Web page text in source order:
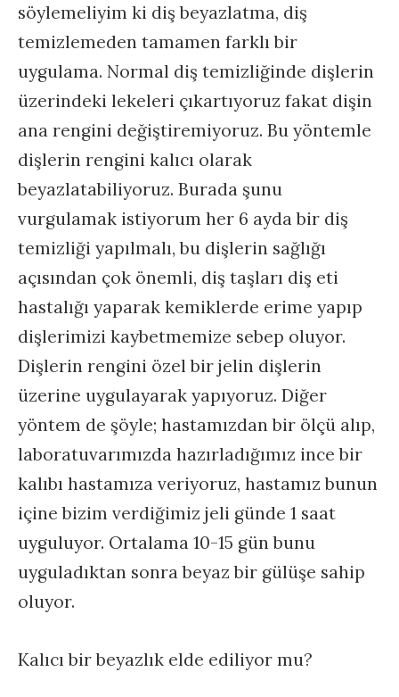
söylemeliyim ki diş beyazlatma, diş
temizlemeden tamamen farklı bir
uygulama. Normal diş temizliğinde dişlerin
üzerindeki lekeleri çıkartıyoruz fakat dişin
ana rengini değiştiremiyoruz. Bu yöntemle
dişlerin rengini kalıcı olarak
beyazlatabiliyoruz. Burada şunu
vurgulamak istiyorum her 6 ayda bir diş
temizliği yapılmalı, bu dişlerin sağlığı
açısından çok önemli, diş taşları diş eti
hastalığı yaparak kemiklerde erime yapıp
dişlerimizi kaybetmemize sebep oluyor.
Dişlerin rengini özel bir jelin dişlerin
üzerine uygulayarak yapıyoruz. Diğer
yöntem de şöyle; hastamızdan bir ölçü alıp,
laboratuvarımızda hazırladığımız ince bir
kalıbı hastamıza veriyoruz, hastamız bunun
içine bizim verdiğimiz jeli günde 1 saat
uyguluyor. Ortalama 10-15 gün bunu
uyguladıktan sonra beyaz bir gülüşe sahip
oluyor.
Kalıcı bir beyazlık elde ediliyor mu?